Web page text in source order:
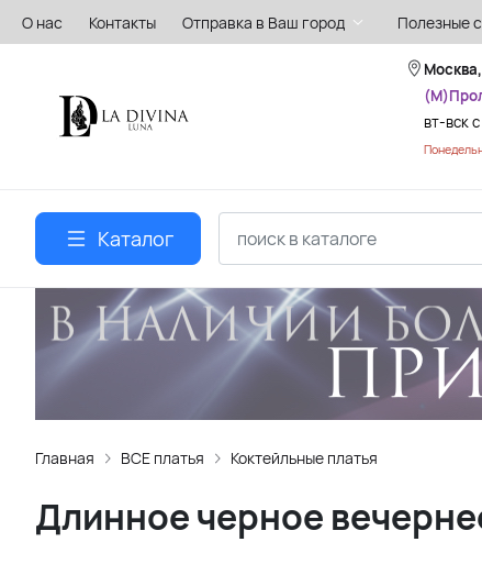
О нас Контакты Отправка в Ваш город Полезные
вт-вск
Каталог
Главная ВСЕ платья Коктейльные платья
Длинное черное